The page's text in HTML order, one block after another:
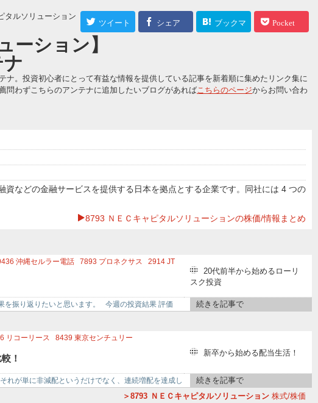
タルソリューション
ツイート シェア ブックマ Pocket
ーション】
。投資初心者にとって有益な情報を提供している記事を新着順に集めたリンク集に
問わずこちらのアンテナに追加したいブログがあればこちらのページからお問い合わ
などの金融サービスを提供する日本を拠点とする企業です。同社には 4 つの
8793 ＮＥＣキャピタルソリューションの株価/情報まとめ
沖縄セルラー電話 7893 プロネクサス 2914 JT
20代前半から始めるローリ
スク投資
を振り返りたいと思います。 今週の投資結果 評価
続きを記事で
リコーリース 8439 東京センチュリー
新卒から始める配当生活！
！
れが単に非減配というだけでなく、連続増配を達成し
続きを記事で
8793 ＮＥＣキャピタルソリューション 株式/株価